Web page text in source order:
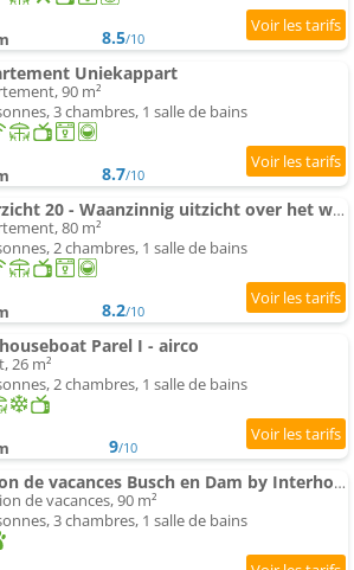
8.5/10
Uniekappart
90 m²
3 chambres, 1 salle de bains
8.7/10
Meerzicht 20 - Waanzinnig uitzicht over het water!
80 m²
2 chambres, 1 salle de bains
8.2/10
Parel I - airco
26 m²
2 chambres, 1 salle de bains
9/10
Maison de vacances Busch en Dam by Interhome
de vacances, 90 m²
3 chambres, 1 salle de bains